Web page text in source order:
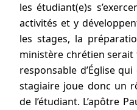
les étudiant(e)s
activités et y
les stages, la
ministère chrétien
responsable d’Église
stagiaire joue donc un
de l’étudiant. L’apôtre